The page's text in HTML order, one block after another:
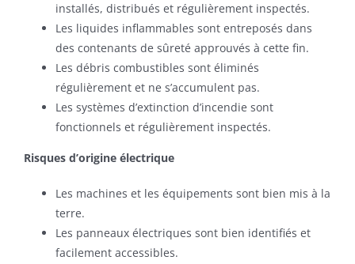
installés, distribués et régulièrement inspectés.
Les liquides inflammables sont entreposés dans
des contenants de sûreté approuvés à cette fin.
Les débris combustibles sont éliminés
régulièrement et ne s’accumulent pas.
Les systèmes d’extinction d’incendie sont
fonctionnels et régulièrement inspectés.
Risques d’origine électrique
Les machines et les équipements sont bien mis à la
terre.
Les panneaux électriques sont bien identifiés et
facilement accessibles.